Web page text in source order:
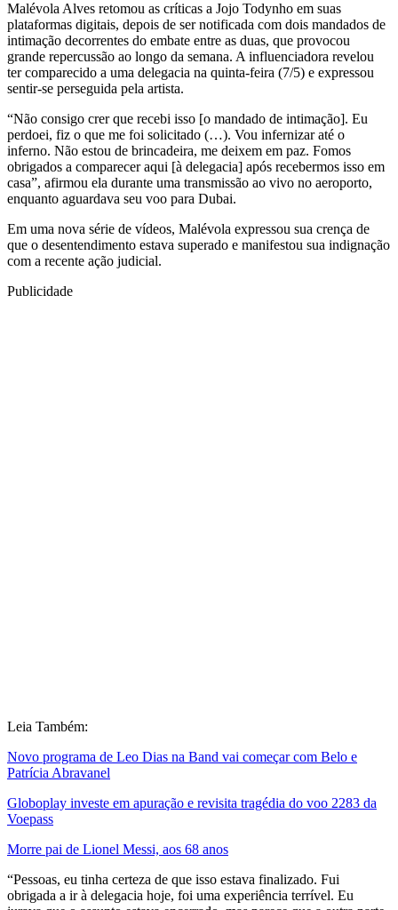
Malévola Alves retomou as críticas a Jojo Todynho em suas
plataformas digitais, depois de ser notificada com dois mandados de
intimação decorrentes do embate entre as duas, que provocou
grande repercussão ao longo da semana. A influenciadora revelou
ter comparecido a uma delegacia na quinta-feira (7/5) e expressou
sentir-se perseguida pela artista.
“Não consigo crer que recebi isso [o mandado de intimação]. Eu
perdoei, fiz o que me foi solicitado (…). Vou infernizar até o
inferno. Não estou de brincadeira, me deixem em paz. Fomos
obrigados a comparecer aqui [à delegacia] após recebermos isso em
casa”, afirmou ela durante uma transmissão ao vivo no aeroporto,
enquanto aguardava seu voo para Dubai.
Em uma nova série de vídeos, Malévola expressou sua crença de
que o desentendimento estava superado e manifestou sua indignação
com a recente ação judicial.
Publicidade
Leia Também:
Novo programa de Leo Dias na Band vai começar com Belo e
Patrícia Abravanel
Globoplay investe em apuração e revisita tragédia do voo 2283 da
Voepass
Morre pai de Lionel Messi, aos 68 anos
“Pessoas, eu tinha certeza de que isso estava finalizado. Fui
obrigada a ir à delegacia hoje, foi uma experiência terrível. Eu